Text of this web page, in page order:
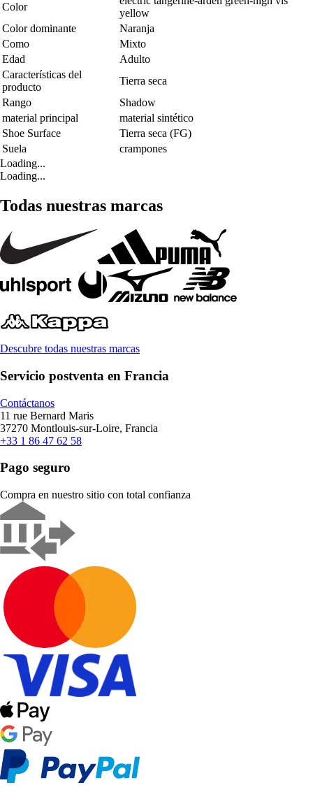
Color
yellow
Color dominante
Naranja
Como
Mixto
Edad
Adulto
Características del
producto
Tierra seca
Rango
Shadow
material principal
material sintético
Shoe Surface
Tierra seca (FG)
Suela
crampones
Loading...
Loading...
Todas nuestras marcas
Descubre todas nuestras marcas
Servicio postventa en Francia
Contáctanos
11 rue Bernard Maris
37270 Montlouis-sur-Loire, Francia
+33 1 86 47 62 58
Pago seguro
Compra en nuestro sitio con total confianza